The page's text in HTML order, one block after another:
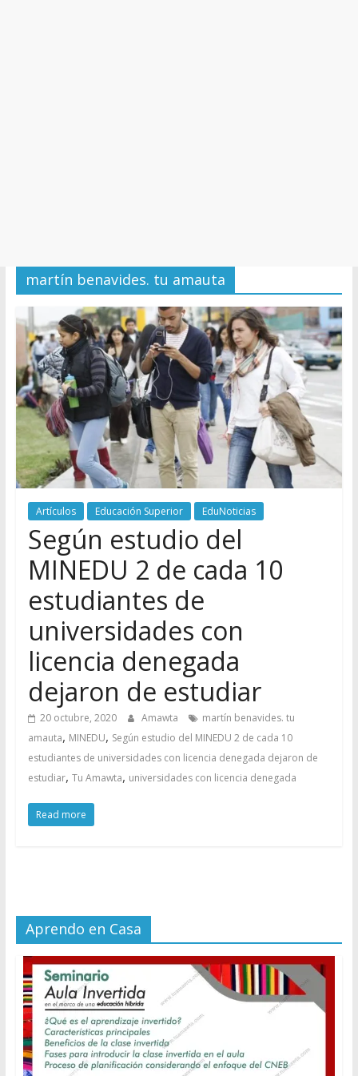
martín benavides. tu amauta
Artículos Educación Superior EduNoticias
Según estudio del
MINEDU 2 de cada 10
estudiantes de
universidades con
licencia denegada
dejaron de estudiar
20 octubre, 2020 Amawta
martín benavides. tu
amauta, MINEDU, Según estudio del MINEDU 2 de cada 10
estudiantes de universidades con licencia denegada dejaron de
estudiar, Tu Amawta, universidades con licencia denegada
Read more
Aprendo en Casa